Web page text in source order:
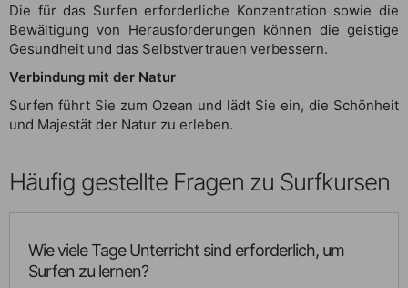
Die für das Surfen erforderliche Konzentration sowie die
Bewältigung von Herausforderungen können die geistige
Gesundheit und das Selbstvertrauen verbessern.
Verbindung mit der Natur
Surfen führt Sie zum Ozean und lädt Sie ein, die Schönheit
und Majestät der Natur zu erleben.
Häufig gestellte Fragen zu Surfkursen
Wie viele Tage Unterricht sind erforderlich, um
Surfen zu lernen?